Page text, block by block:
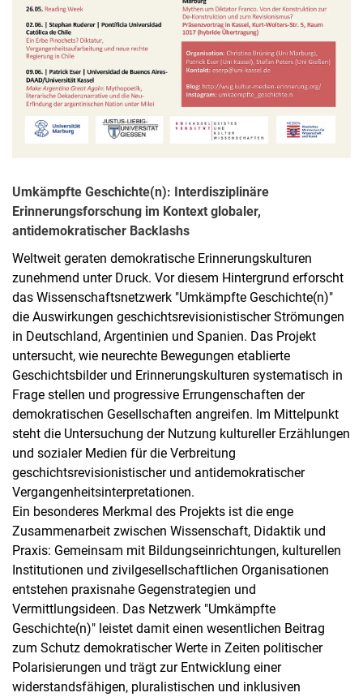
Umkämpfte Geschichte(n): Interdisziplinäre
Erinnerungsforschung im Kontext globaler,
antidemokratischer Backlashs
Weltweit geraten demokratische Erinnerungskulturen
zunehmend unter Druck. Vor diesem Hintergrund erforscht
das Wissenschaftsnetzwerk "Umkämpfte Geschichte(n)"
die Auswirkungen geschichtsrevisionistischer Strömungen
in Deutschland, Argentinien und Spanien. Das Projekt
untersucht, wie neurechte Bewegungen etablierte
Geschichtsbilder und Erinnerungskulturen systematisch in
Frage stellen und progressive Errungenschaften der
demokratischen Gesellschaften angreifen. Im Mittelpunkt
steht die Untersuchung der Nutzung kultureller Erzählungen
und sozialer Medien für die Verbreitung
geschichtsrevisionistischer und antidemokratischer
Vergangenheitsinterpretationen.
Ein besonderes Merkmal des Projekts ist die enge
Zusammenarbeit zwischen Wissenschaft, Didaktik und
Praxis: Gemeinsam mit Bildungseinrichtungen, kulturellen
Institutionen und zivilgesellschaftlichen Organisationen
entstehen praxisnahe Gegenstrategien und
Vermittlungsideen. Das Netzwerk "Umkämpfte
Geschichte(n)" leistet damit einen wesentlichen Beitrag
zum Schutz demokratischer Werte in Zeiten politischer
Polarisierungen und trägt zur Entwicklung einer
widerstandsfähigen, pluralistischen und inklusiven